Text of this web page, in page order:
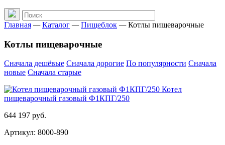
Главная —Каталог —Пищеблок —Котлы пищеварочные
Котлы пищеварочные
Сначала дешёвые Сначала дорогие По популярности Сначала
новые Сначала старые
Котел
пищеварочный газовый Ф1КПГ/250
644 197 руб.
Артикул: 8000-890